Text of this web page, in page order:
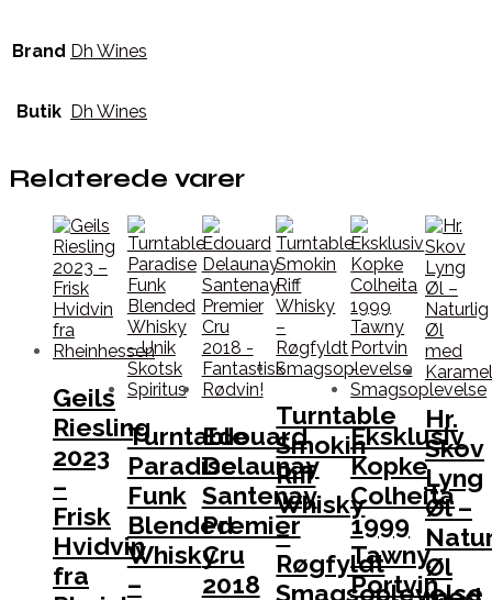
Brand Dh Wines
Butik Dh Wines
Relaterede varer
Geils
Riesling
2023
–
Frisk
Hvidvin
fra
Turntable
Paradise
Funk
Blended
Whisky
–
Edouard
Delaunay
Santenay
Premier
Cru
2018
Turntable
Smokin
Riff
Whisky
–
Røgfyldt
Smagsoplevelse
Eksklusiv
Kopke
Colheita
1999
Tawny
Portvin
Hr.
Skov
Lyng
Øl –
Øl